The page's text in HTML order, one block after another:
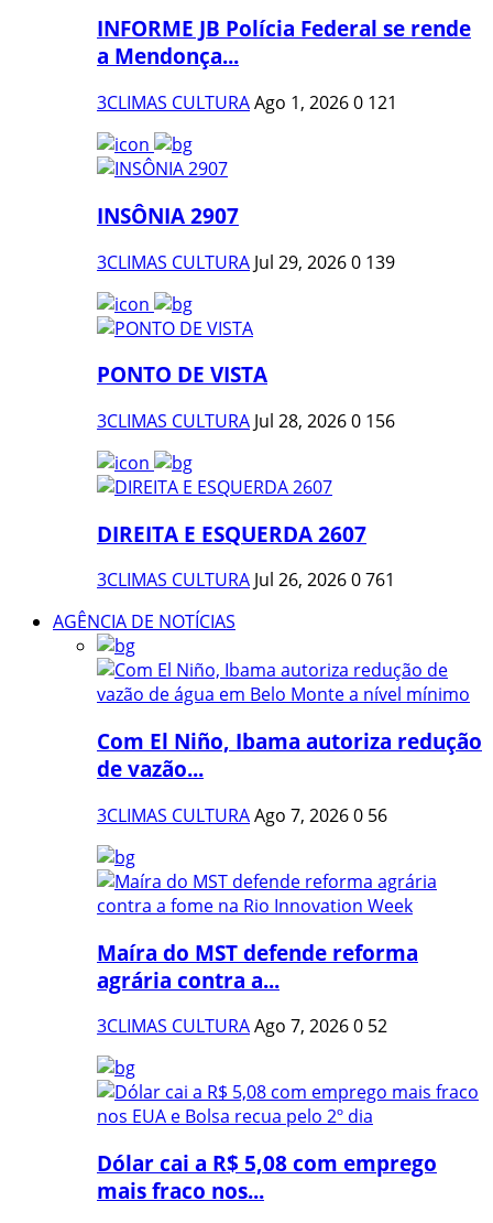
INFORME JB Polícia Federal se rende
a Mendonça...
3CLIMAS CULTURAAgo 1, 20260 121
INSÔNIA 2907
3CLIMAS CULTURA Jul 29, 20260 139
PONTO DE VISTA
3CLIMAS CULTURA Jul 28, 20260 156
DIREITA E ESQUERDA 2607
3CLIMAS CULTURA Jul 26, 20260761
AGÊNCIA DE NOTÍCIAS
Com El Niño, Ibama autoriza redução
de vazão...
3CLIMAS CULTURAAgo 7, 20260 56
Maíra do MST defende reforma
agrária contra a...
3CLIMAS CULTURAAgo 7, 20260 52
Dólar cai a R$ 5,08 com emprego
mais fraco nos...